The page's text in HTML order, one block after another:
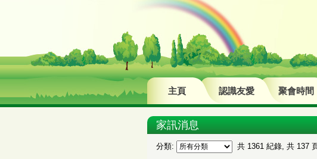
主頁 認識友愛 聚會時間
家訊消息
分類: 共 1361 紀錄, 共 137